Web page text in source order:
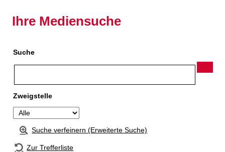
Ihre Mediensuche
Suche
Zweigstelle
Suche verfeinern (Erweiterte Suche)
Zur Trefferliste